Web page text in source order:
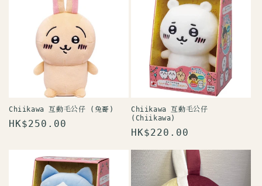
Chiikawa 互動毛公仔 (兔哥)
定
HK$250.00
Chiikawa 互動毛公仔
(Chiikawa)
定
HK$220.00